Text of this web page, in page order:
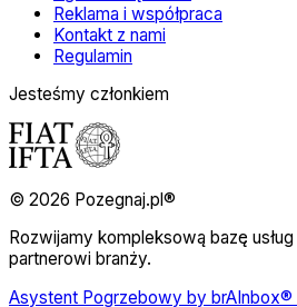
Reklama i współpraca
Kontakt z nami
Regulamin
Jesteśmy członkiem
© 2026 Pozegnaj.pl®
Rozwijamy kompleksową bazę
partnerowi branży.
Asystent Pogrzebowy by brAInbox®